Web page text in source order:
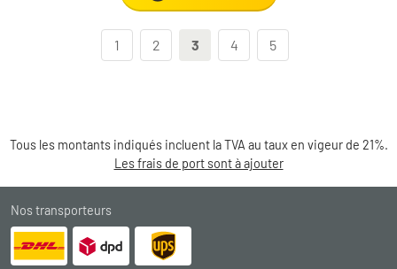
1 2 3 4 5
Tous les montants indiqués incluent la TVA au taux en vigeur de 21%.
Les frais de port sont à ajouter
Nos transporteurs